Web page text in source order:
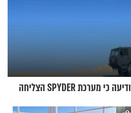
ניסוי מוצלח: חברת רפאל הודיעה כי מערכת SPYDER הצליחה